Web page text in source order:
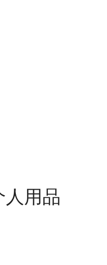
人用品